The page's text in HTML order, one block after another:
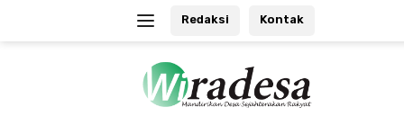
Redaksi Kontak